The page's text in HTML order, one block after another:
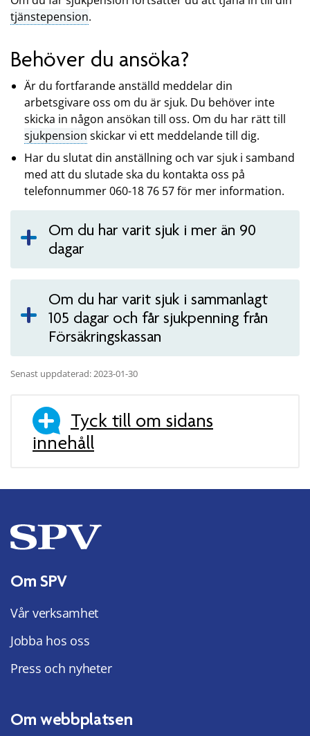
tjänstepension.
Behöver du ansöka?
Är du fortfarande anställd meddelar din
arbetsgivare oss om du är sjuk. Du behöver inte
skicka in någon ansökan till oss. Om du har rätt till
sjukpension skickar vi ett meddelande till dig.
Har du slutat din anställning och var sjuk i samband
med att du slutade ska du kontakta oss på
telefonnummer 060-18 76 57 för mer information.
Om du har varit sjuk i mer än 90
dagar
Om du har varit sjuk i sammanlagt
105 dagar och får sjukpenning från
Försäkringskassan
Senast uppdaterad: 2023-01-30
Tyck till om sidans
innehåll
Om SPV
Vår verksamhet
Jobba hos oss
Press och nyheter
Om webbplatsen